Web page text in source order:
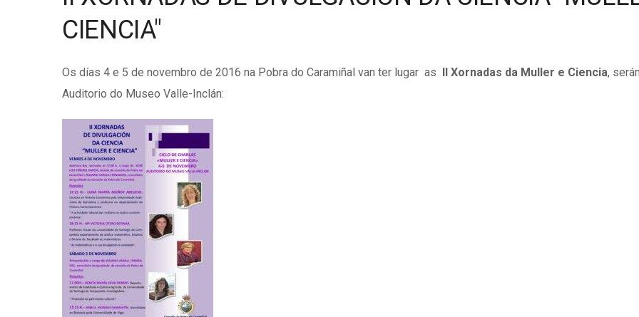
CIENCIA"
Os días 4 e 5 de novembro de 2016 na Pobra do Caramiñal van ter lugar as II Xornadas da Muller e Ciencia,
Auditorio do Museo Valle-Inclán: